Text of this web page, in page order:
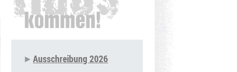
Ausschreibung 2026